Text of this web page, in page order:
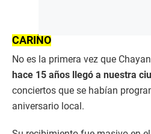
CARIÑO
No es la primera vez que
hace 15 años llegó a nuestra
conciertos que se habían
aniversario local.